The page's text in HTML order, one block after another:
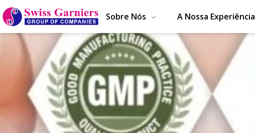
Swiss Garniers
Sobre Nós A Nossa Experiência